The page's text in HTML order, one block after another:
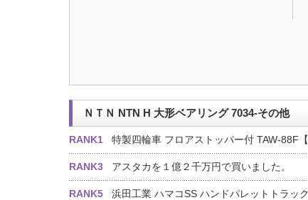
ＮＴＮ NTN H 大形ベアリング 7034-その他
RANK1 特製四輪車 フロアストッパー付 TAW-88F【
RANK3 アスタカを１億２千万円で買いました。
RANK5
浜田工業 ハマコSS ハンドパレットトラッ